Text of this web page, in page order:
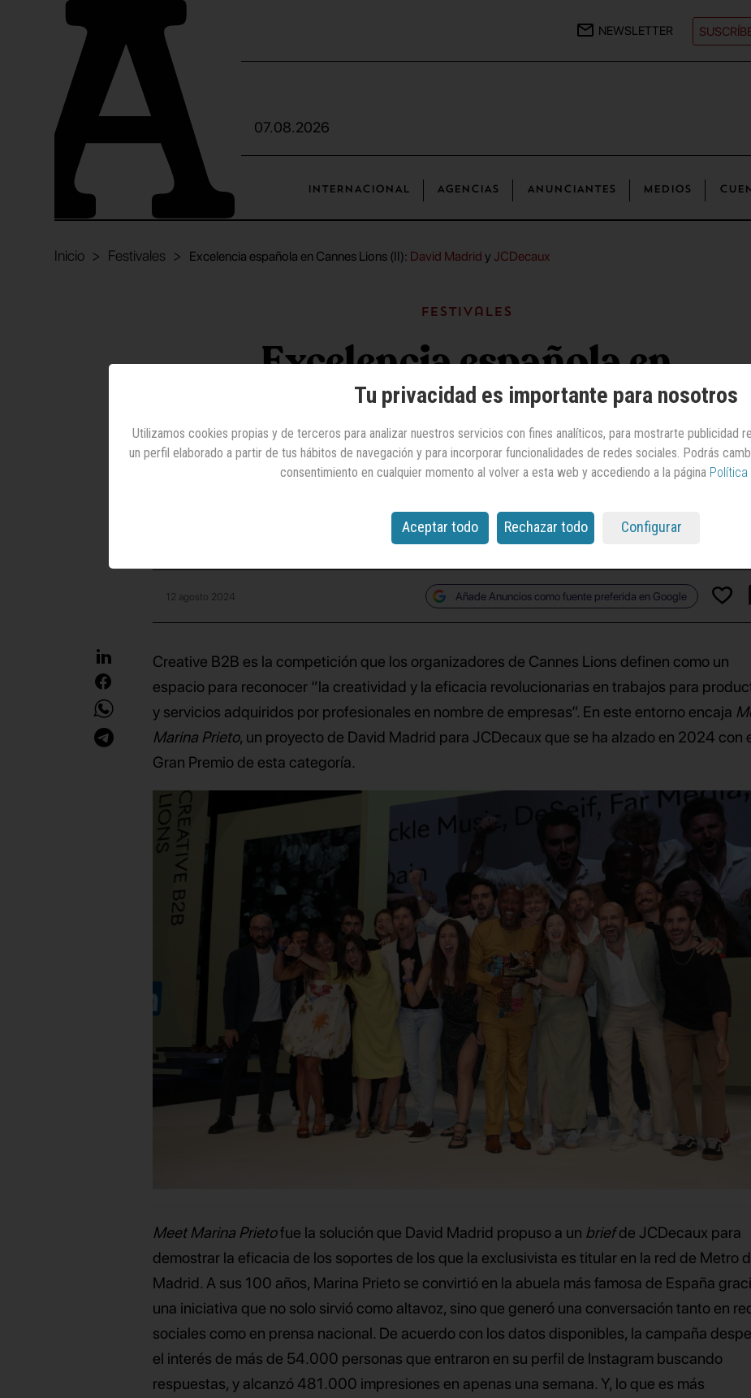
NEWSLETTER
07.08.2026
INTERNACIONAL AGENCIAS ANUNCIANTES MEDIOS
Inicio Festivales Excelencia española en Cannes Lions (II): David Madrid y JCDecaux
Festivales
Excelencia española en
Cannes Lions (II):David
MadridyJCDecaux
conseguido en la edición 2024 del festival
12 agosto 2024 Añade Anuncios como fuente preferida en Google
Creative B2B es la competición que los organizadores de Cannes Lions definen como un
espacio para reconocer “la creatividad y la eficacia revolucionarias en trabajos para
y servicios adquiridos por profesionales en nombre de empresas”. En este entorno encaja
Marina Prieto, un proyecto de David Madrid para JCDecaux que se ha alzado en 2024 con
Gran Premio de esta categoría.
Meet Marina Prietofue la solución que David Madrid propuso a un briefde JCDecaux para
demostrar la eficacia de los soportes de los que la exclusivista es titular en la red de Metro
Madrid. A sus 100 años, Marina Prieto se convirtió en la abuela más famosa de España
una iniciativa que no solo sirvió como altavoz, sino que generó una conversación tanto en
sociales como en prensa nacional. De acuerdo con los datos disponibles, la campaña
el interés de más de 54.000 personas que entraron en su perfil de Instagram buscando
respuestas, y alcanzó 481.000 impresiones en apenas una semana. Y, lo que es más
Tu privacidad es importante para nosotros
Utilizamos cookies propias y de terceros para analizar nuestros servicios con fines analíticos, para mostrarte publicidad
un perfil elaborado a partir de tus hábitos de navegación y para incorporar funcionalidades de redes sociales. Podrás
consentimiento en cualquier momento al volver a esta web y accediendo a la página Política
Aceptar todo Rechazar todo Configurar